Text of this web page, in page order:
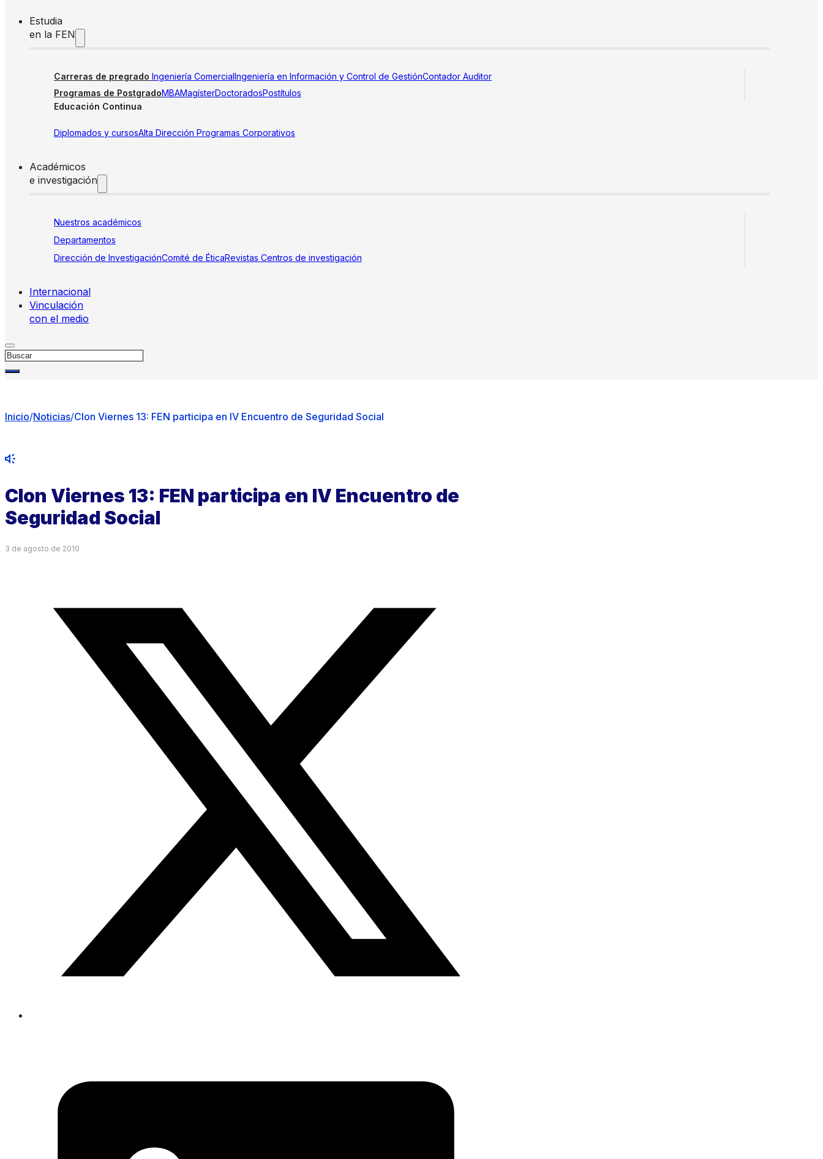
Estudia
en la FEN
Carreras de pregrado Ingeniería ComercialIngeniería en Información y Control de GestiónContador Auditor
Programas de PostgradoMBAMagísterDoctoradosPostítulos
Educación Continua
Diplomados y cursosAlta Dirección Programas Corporativos
Académicos
e investigación
Nuestros académicos
Departamentos
Dirección de InvestigaciónComité de ÉticaRevistas Centros de investigación
Internacional
Vinculación
con el medio
Buscar
Inicio/Noticias/Clon Viernes 13: FEN participa en IV Encuentro de Seguridad Social
Clon Viernes 13: FEN participa en IV Encuentro de
Seguridad Social
3 de agosto de 2010